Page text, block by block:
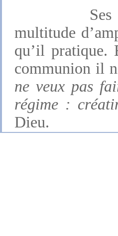
Ses
multitude
qu’il pratique.
communion il
ne veux pas
régime :
Dieu.